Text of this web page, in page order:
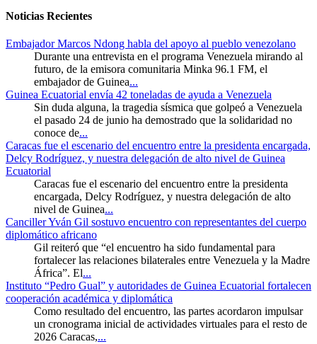
Noticias Recientes
Embajador Marcos Ndong habla del apoyo al pueblo venezolano
Durante una entrevista en el programa Venezuela mirando al
futuro, de la emisora comunitaria Minka 96.1 FM, el
embajador de Guinea...
Guinea Ecuatorial envía 42 toneladas de ayuda a Venezuela
Sin duda alguna, la tragedia sísmica que golpeó a Venezuela
el pasado 24 de junio ha demostrado que la solidaridad no
conoce de...
Caracas fue el escenario del encuentro entre la presidenta encargada,
Delcy Rodríguez, y nuestra delegación de alto nivel de Guinea
Ecuatorial
Caracas fue el escenario del encuentro entre la presidenta
encargada, Delcy Rodríguez, y nuestra delegación de alto
nivel de Guinea...
Canciller Yván Gil sostuvo encuentro con representantes del cuerpo
diplomático africano
Gil reiteró que “el encuentro ha sido fundamental para
fortalecer las relaciones bilaterales entre Venezuela y la Madre
África”. El...
Instituto “Pedro Gual” y autoridades de Guinea Ecuatorial fortalecen
cooperación académica y diplomática
Como resultado del encuentro, las partes acordaron impulsar
un cronograma inicial de actividades virtuales para el resto de
2026 Caracas,...